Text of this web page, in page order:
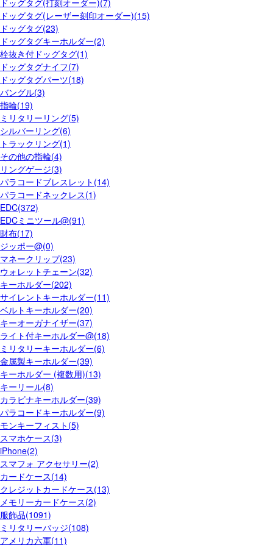
ドッグタグ(レーザー刻印オーダー)(15)
ドッグタグ(23)
ドッグタグキーホルダー(2)
栓抜き付ドッグタグ(1)
ドッグタグナイフ(7)
ドッグタグパーツ(18)
バングル(3)
指輪(19)
ミリタリーリング(5)
シルバーリング(6)
トラックリング(1)
その他の指輪(4)
リングゲージ(3)
パラコードブレスレット(14)
パラコードネックレス(1)
EDC(372)
EDCミニツール@(91)
財布(17)
ジッポー@(0)
マネークリップ(23)
ウォレットチェーン(32)
キーホルダー(202)
サイレントキーホルダー(11)
ベルトキーホルダー(20)
キーオーガナイザー(37)
ライト付キーホルダー@(18)
ミリタリーキーホルダー(6)
金属製キーホルダー(39)
キーホルダー (複数用)(13)
キーリール(8)
カラビナキーホルダー(39)
パラコードキーホルダー(9)
モンキーフィスト(5)
スマホケース(3)
iPhone(2)
スマフォ アクセサリー(2)
カードケース(14)
クレジットカードケース(13)
メモリーカードケース(2)
服飾品(1091)
ミリタリーバッジ(108)
アメリカ六軍(11)